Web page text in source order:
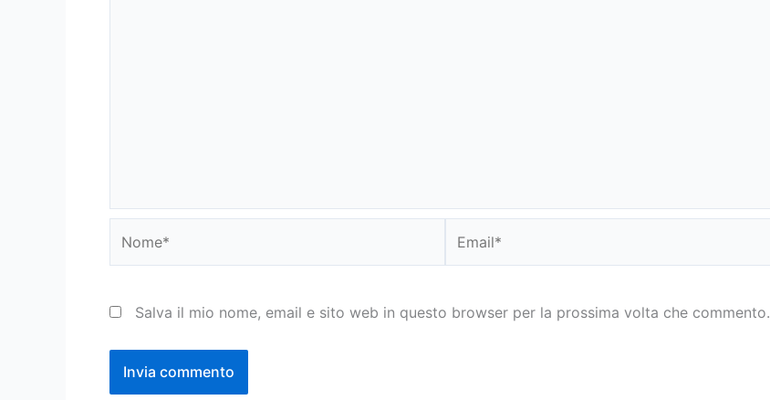
Salva il mio nome, email e sito web in questo browser per la prossima volta che commento.